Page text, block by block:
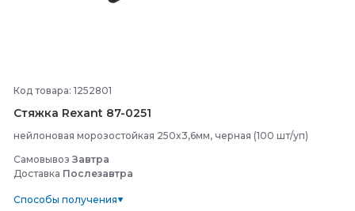
Код товара: 1252801
Стяжка Rexant 87-0251
нейлоновая морозостойкая 250x3,6мм, черная (100 шт/уп)
Самовывоз Завтра
Доставка Послезавтра
Способы получения